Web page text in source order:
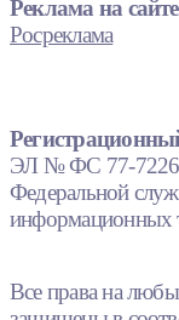
Реклама на сайте
Росреклама
ЭЛ № ФС 77-72266
Федеральной
информационных
Все права на